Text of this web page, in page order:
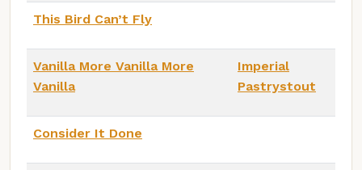
This Bird Can’t Fly
Vanilla More Vanilla More
Vanilla
Imperial
Pastrystout
Consider It Done